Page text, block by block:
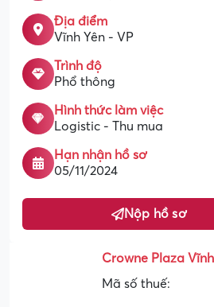
Địa điểm
Vĩnh Yên - VP
Trình độ
Phổ thông
Hình thức làm việc
Logistic - Thu mua
Hạn nhận hồ sơ
05/11/2024
Nộp hồ sơ
Crowne Plaza
Mã số thuế: